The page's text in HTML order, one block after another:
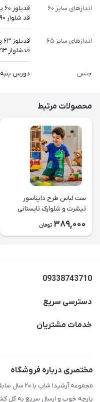
اندازهای سایز ۶۰
قدبلوز ۶۰ پهنا ۴۲ قدآستین ۵۱
قد شلوار ۹۰ سانت
اندازهای سایز ۶۵
قدبلوز ۶۳ پهنا ۴۴ قد آستین۵۳
قدشلوار ۹۳سانت
جنس دورس پنبه
محصولات مرتبط
ست لباس طرح دایناسور
تیشرت و شلوارک تابستانی
کودک کد ۲۶۳۸
389,000 تومان
09338743710
دسترسی سریع
حساب کاربری
لیست محصولات
درباره ما
تماس با ما
خدمات مشتریان
مختصری درباره فروشگاه
مجموعه
پارچه خوب و ارسال سریع به کل